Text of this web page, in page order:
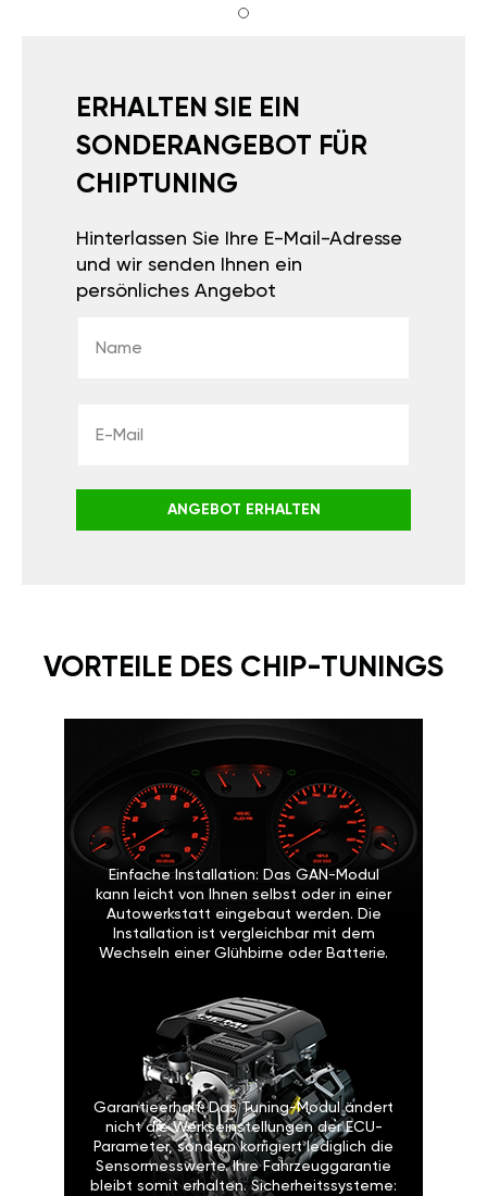
ERHALTEN SIE EIN
SONDERANGEBOT FÜR
CHIPTUNING
Hinterlassen Sie Ihre E-Mail-Adresse
und wir senden Ihnen ein
persönliches Angebot
ANGEBOT ERHALTEN
VORTEILE DES CHIP-TUNINGS
Einfache Installation: Das GAN-Modul
kann leicht von Ihnen selbst oder in einer
Autowerkstatt eingebaut werden. Die
Installation ist vergleichbar mit dem
Wechseln einer Glühbirne oder Batterie.
Garantieerhalt: Das Tuning-Modul ändert
nicht die Werkseinstellungen der ECU-
Parameter, sondern korrigiert lediglich die
Sensormesswerte. Ihre Fahrzeuggarantie
bleibt somit erhalten. Sicherheitssysteme: